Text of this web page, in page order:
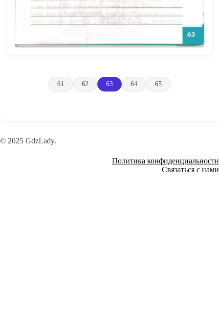
61 62 63 64 65
© 2025 GdzLady.
Политика конфиденциальности
Связаться с нами